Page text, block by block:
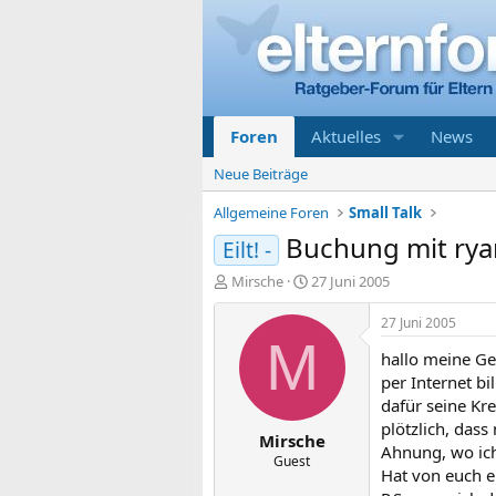
Foren Aktuelles News
Neue Beiträge
Allgemeine Foren
Small Talk
Eilt! - Buchung mit
E
r
Mirsche
E
r
s
t
a
27 Juni 2005
M
Mirsche
Guest
27 Juni 2005
hallo meine
per Internet
dafür seine
plötzlich, dass
Ahnung, wo
Hat von euch